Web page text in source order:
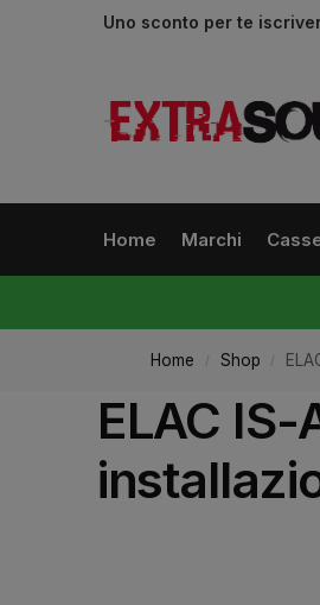
Uno sconto per te
Home Marchi
Home / Shop /
ELAC